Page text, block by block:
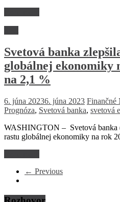
Svetová banka
globálnej ekonomiky
na 2,1 %
6. júna 20236. júna 2023 Finančné
Prognóza, Svetová banka, svetová
WASHINGTON – Svetová banka
rastu globálnej ekonomiky na rok
← Previous